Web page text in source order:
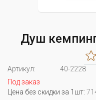
Душ
Артикул:
40-2228
Под заказ
Цена без скидки за 1шт: